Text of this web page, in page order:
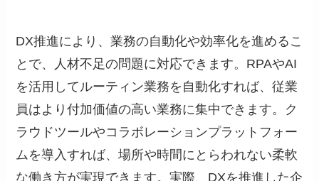
DX推進により、業務の自動化や効率化を進めるこ
とで、人材不足の問題に対応できます。RPAやAI
を活用してルーティン業務を自動化すれば、従業
員はより付加価値の高い業務に集中できます。ク
ラウドツールやコラボレーションプラットフォー
ムを導入すれば、場所や時間にとらわれない柔軟
な働き方が実現できます。実際、DXを推進した企